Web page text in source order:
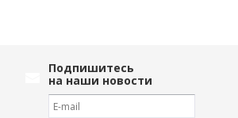
Подпишитесь
на наши новости